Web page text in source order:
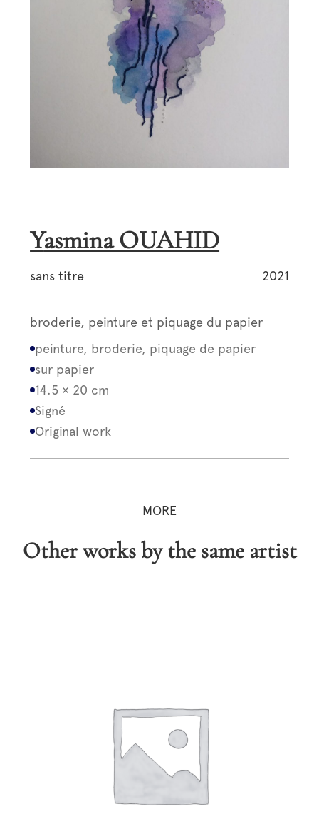
Yasmina OUAHID
sans titre 2021
broderie, peinture et piquage du papier
peinture, broderie, piquage de papier
sur papier
14.5 × 20 cm
Signé
Original work
MORE
Other works by the same artist